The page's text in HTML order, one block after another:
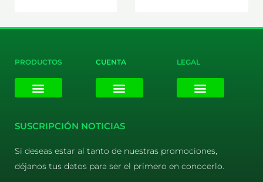
PRODUCTOS CUENTA LEGAL
SUSCRIPCIÓN NOTICIAS
Si deseas estar al tanto de nuestras promociones,
déjanos tus datos para ser el primero en conocerlo.